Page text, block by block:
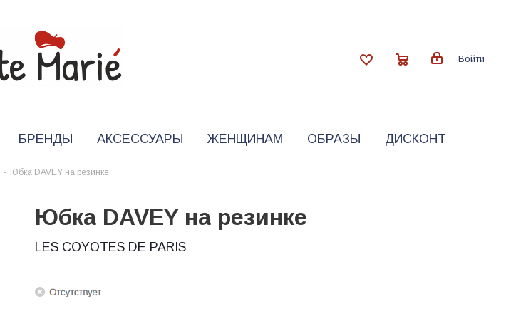
Войти
БРЕНДЫ АКСЕССУАРЫ ЖЕНЩИНАМ ОБРАЗЫ ДИСКОНТ
- Юбка DAVEY на резинке
Юбка DAVEY на резинке
LES COYOTES DE PARIS